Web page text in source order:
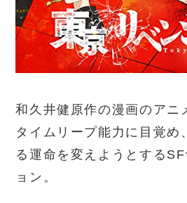
和久井健原作の漫画のアニ
タイムリープ能力に目覚め
る運命を変えようとする
ョン。